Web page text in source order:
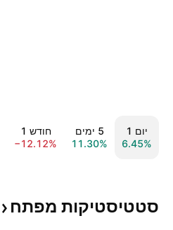
יום ‎1‎
6.45%
‎5‎ ימים
11.30%
חודש ‎1‎
−12.12%
סטטיסטיקות מפתח